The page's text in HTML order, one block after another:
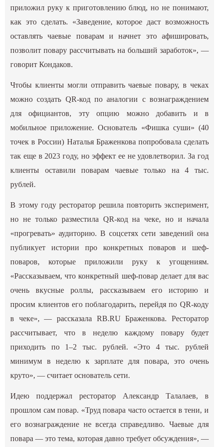
приложил руку к приготовлению блюд, но не понимают,
как это сделать. «Заведение, которое даст возможность
оставлять чаевые поварам и начнет это афишировать,
позволит повару рассчитывать на больший заработок», —
говорит Кондаков.
Чтобы клиенты могли отправить чаевые повару, в чеках
можно создать QR-код по аналогии с вознаграждением
для официантов, эту опцию можно добавить и в
мобильное приложение. Основатель «Фишка суши» (40
точек в России) Наталья Браженкова попробовала сделать
так еще в 2023 году, но эффект ее не удовлетворил. За год
клиенты оставили поварам чаевые только на 4 тыс.
рублей.
В этому году ресторатор решила повторить эксперимент,
но не только разместила QR-код на чеке, но и начала
«прогревать» аудиторию. В соцсетях сети заведений она
публикует истории про конкретных поваров и шеф-
поваров, которые приложили руку к угощениям.
«Рассказываем, что конкретный шеф-повар делает для вас
очень вкусные роллы, рассказываем его историю и
просим клиентов его поблагодарить, перейдя по QR-коду
в чеке», — рассказала RB.RU Браженкова. Ресторатор
рассчитывает, что в неделю каждому повару будет
приходить по 1–2 тыс. рублей. «Это 4 тыс. рублей
минимум в неделю к зарплате для повара, это очень
круто», — считает основатель сети.
Идею поддержал ресторатор Александр Талалаев, в
прошлом сам повар. «Труд повара часто остается в тени, и
его вознаграждение не всегда справедливо. Чаевые для
повара — это тема, которая давно требует обсуждения», —